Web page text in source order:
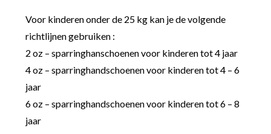
Voor kinderen onder de 25 kg kan je de volgende
richtlijnen gebruiken :
2 oz – sparringhanschoenen voor kinderen tot 4 jaar
4 oz – sparringhandschoenen voor kinderen tot 4 – 6
jaar
6 oz – sparringhandschoenen voor kinderen tot 6 – 8
jaar